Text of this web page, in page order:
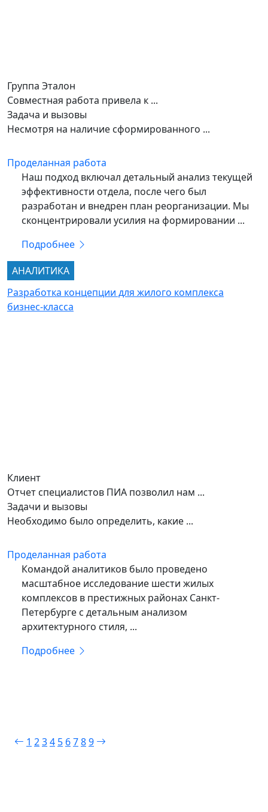
Группа Эталон
Совместная работа привела к ...
Задача и вызовы
Несмотря на наличие сформированного ...
Проделанная работа
Наш подход включал детальный анализ текущей
эффективности отдела, после чего был
разработан и внедрен план реорганизации. Мы
сконцентрировали усилия на формировании ...
Подробнее
АНАЛИТИКА
Разработка концепции для жилого комплекса
бизнес-класса
Клиент
Отчет специалистов ПИА позволил нам ...
Задачи и вызовы
Необходимо было определить, какие ...
Проделанная работа
Командой аналитиков было проведено
масштабное исследование шести жилых
комплексов в престижных районах Санкт-
Петербурге с детальным анализом
архитектурного стиля, ...
Подробнее
1 234 5 6789